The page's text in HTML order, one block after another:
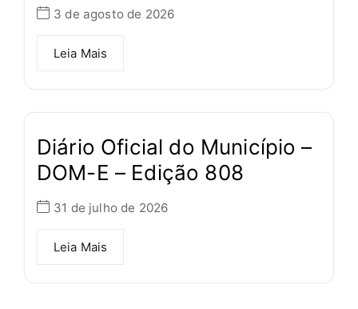
3 de agosto de 2026
Leia Mais
Diário Oficial do Município –
DOM-E – Edição 808
31 de julho de 2026
Leia Mais